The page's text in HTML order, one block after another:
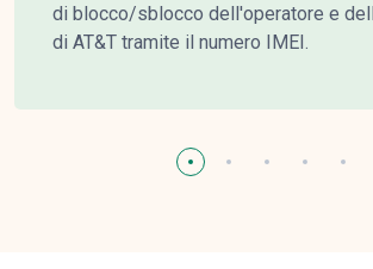
di blocco/sblocco dell'operatore e
di AT&T tramite il numero IMEI.